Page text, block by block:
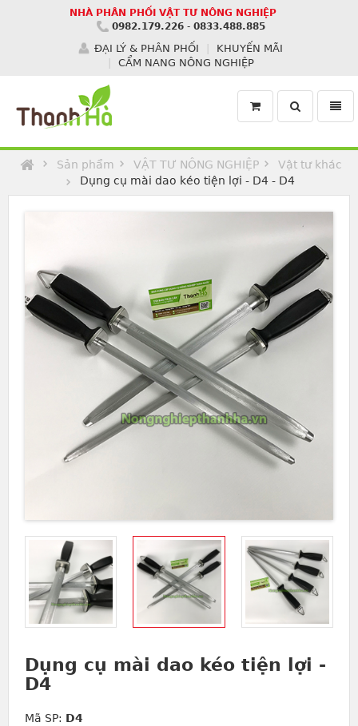
NHÀ PHÂN PHỐI VẬT TƯ NÔNG NGHIỆP
0982.179.226 - 0833.488.885
ĐẠI LÝ & PHÂN PHỐI
KHUYẾN MÃI
CẨM NANG NÔNG NGHIỆP
Toggle
search
Sản phẩm VẬT TƯ NÔNG NGHIỆP
Vật tư khác
Dụng cụ mài dao kéo tiện lợi - D4 - D4
Dụng cụ mài dao kéo tiện lợi -
D4
Mã SP: D4